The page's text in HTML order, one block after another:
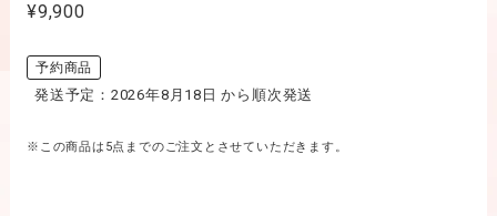
¥9,900
予約商品
発送予定：2026年8月18日 から順次発送
※この商品は5点までのご注文とさせていただきます。